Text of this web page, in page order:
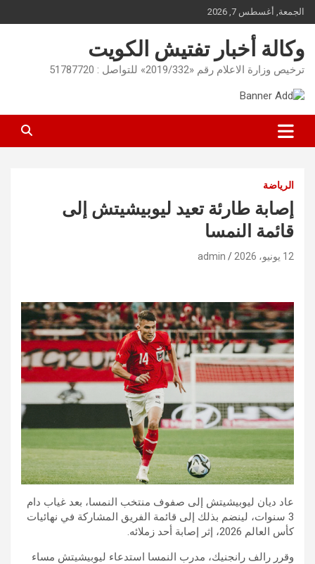
Skip
to
content
الجمعة, أغسطس 7, 2026
وكالة أخبار تفتيش الكويت
ترخيص وزارة الاعلام رقم «2019/332» للتواصل : 51787720
الرياضة
إصابة طارئة تعيد ليوبيشيتش إلى
قائمة النمسا
12 يونيو، 2026 admin
عاد ديان ليوبيشيتش إلى صفوف منتخب النمسا، بعد غياب دام
3 سنوات، لينضم بذلك إلى قائمة الفريق المشاركة في نهائيات
كأس العالم 2026، إثر إصابة أحد زملائه.
وقرر رالف رانجنيك، مدرب النمسا استدعاء ليوبيشيتش مساء